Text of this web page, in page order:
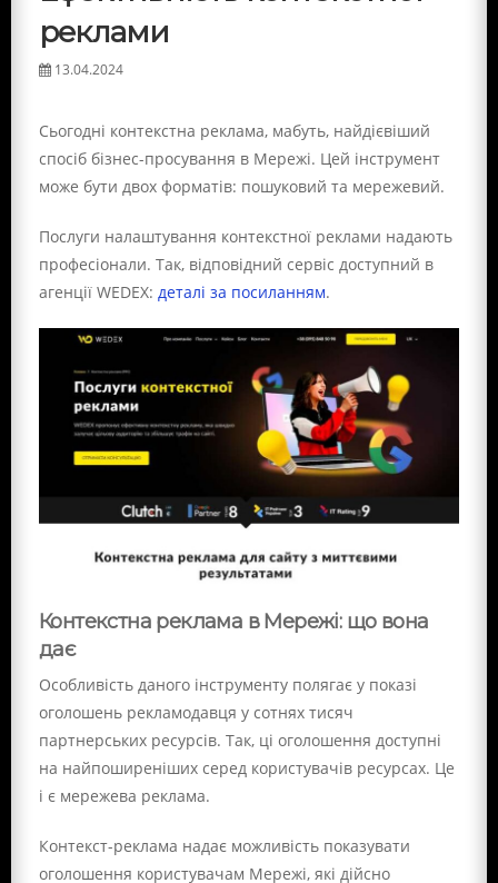
реклами
13.04.2024
Сьогодні контекстна реклама, мабуть, найдієвіший
спосіб бізнес-просування в Мережі. Цей інструмент
може бути двох форматів: пошуковий та мережевий.
Послуги налаштування контекстної реклами надають
професіонали. Так, відповідний сервіс доступний в
агенції WEDEX: деталі за посиланням.
Контекстна реклама в Мережі: що вона
дає
Особливість даного інструменту полягає у показі
оголошень рекламодавця у сотнях тисяч
партнерських ресурсів. Так, ці оголошення доступні
на найпоширеніших серед користувачів ресурсах. Це
і є мережева реклама.
Контекст-реклама надає можливість показувати
оголошення користувачам Мережі, які дійсно